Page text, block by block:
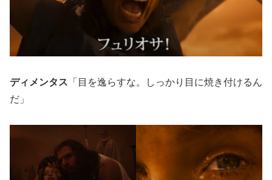
ディメンタス 「目を逸らすな。しっかり目に焼き付けるん
だ」